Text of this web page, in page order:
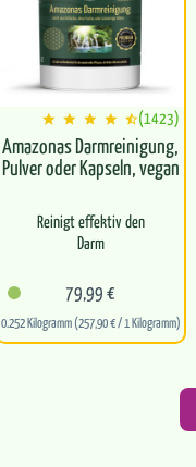
(1423)
Amazonas Darmreinigung,
Pulver oder Kapseln, vegan
Reinigt effektiv den
Darm
Für alle die Wildkräuter
lieben
Leitet natürlich
79,99 €
0.252 Kilogramm (257,90 € / 1 Kilogramm)